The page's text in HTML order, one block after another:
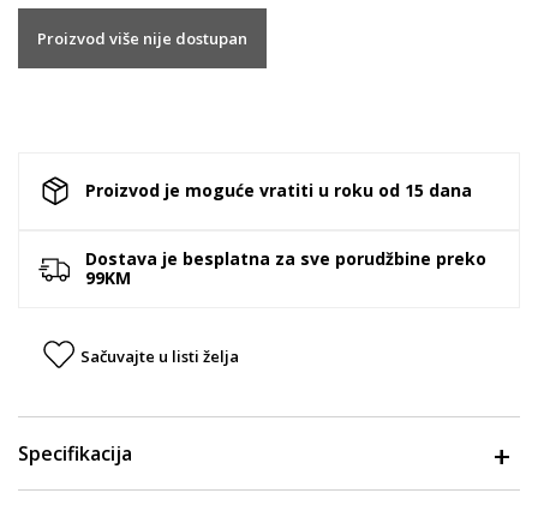
Proizvod više nije dostupan
Proizvod je moguće vratiti u roku od 15 dana
Dostava je besplatna za sve porudžbine preko
99KM
Sačuvajte u listi želja
Specifikacija